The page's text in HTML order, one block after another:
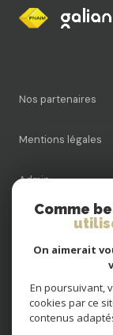
Nos partenaires
Mentions légales
Admin
Nos honoraires
Cookies
Comme
On aimerait
En poursuivant,
cookies par ce
contenus